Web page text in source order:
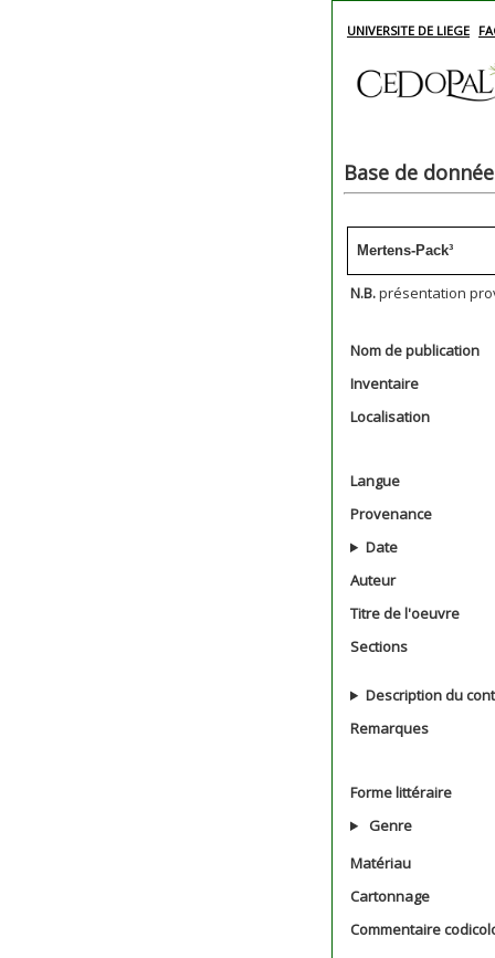
UNIVERSITE DE LIEGE
Base de
Mertens-Pack³
N.B.présentation
Nom de publication
Inventaire
Localisation
Langue
Provenance
Date
Auteur
Titre de l'oeuvre
Sections
Description du
Remarques
Forme littéraire
Genre
Matériau
Cartonnage
Commentaire